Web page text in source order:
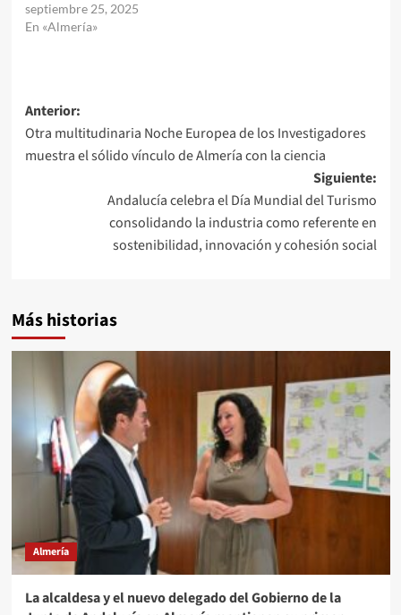
septiembre 25, 2025
En «Almería»
Navegación
de
entradas
Anterior:
Otra multitudinaria Noche Europea de los Investigadores
muestra el sólido vínculo de Almería con la ciencia
Siguiente:
Andalucía celebra el Día Mundial del Turismo
consolidando la industria como referente en
sostenibilidad, innovación y cohesión social
Más historias
Almería
La alcaldesa y el nuevo delegado del Gobierno de la